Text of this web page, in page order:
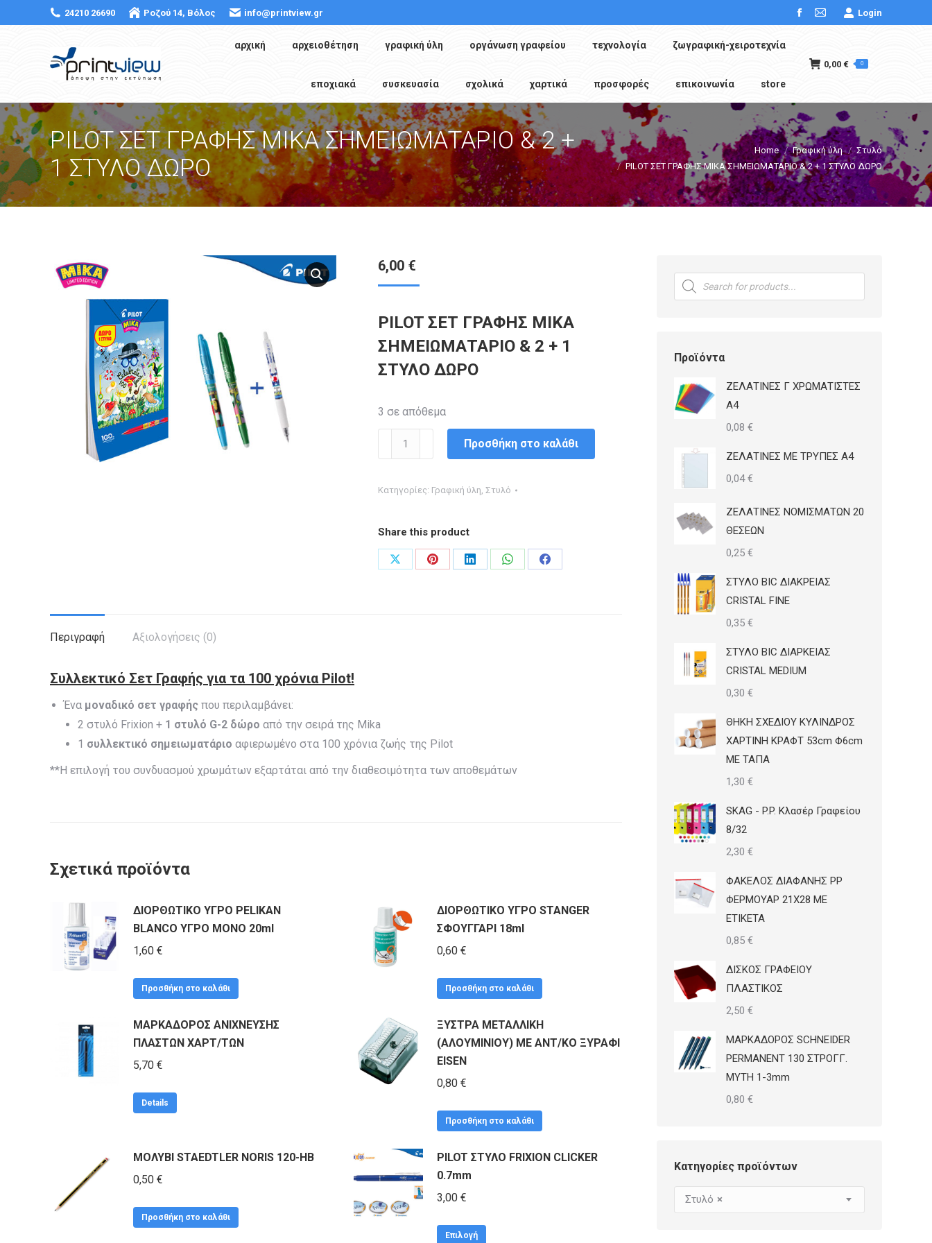
24210 26690 Ροζού 14, Βόλος info@printview.gr
Facebook
opens
window
Mail
window
Login
αρχική αρχειοθέτηση γραφική ύλη οργάνωση γραφείου τεχνολογία ζωγραφική-χειροτεχνία
εποχιακά συσκευασία σχολικά χαρτικά προσφορές επικοινωνία store
0,00 € 0
PILOT ΣΕΤ ΓΡΑΦΗΣ MIKA ΣΗΜΕΙΩΜΑΤΑΡΙΟ & 2 +
1 ΣΤΥΛΟ ΔΩΡΟ
You are here: Home Γραφική ύλη
Στυλό
PILOT ΣΕΤ ΓΡΑΦΗΣ MIKA ΣΗΜΕΙΩΜΑΤΑΡΙΟ & 2 + 1 ΣΤΥΛΟ ΔΩΡΟ
6,00 €
PILOT ΣΕΤ ΓΡΑΦΗΣ MIKA
ΣΗΜΕΙΩΜΑΤΑΡΙΟ & 2 + 1
ΣΤΥΛΟ ΔΩΡΟ
3 σε απόθεμα
PILOT
ΣΕΤ
MIKA
&
2
+
Προσθήκη στο καλάθι
Κατηγορίες: Γραφική ύλη, Στυλό
Share this product
Share
Share
Share
Share
Share
Περιγραφή Αξιολογήσεις (0)
Συλλεκτικό Σετ Γραφής για τα 100 χρόνια Pilot!
Ένα μοναδικό σετ γραφής που περιλαμβάνει:
2 στυλό Frixion + 1 στυλό G-2 δώρο από την σειρά της Mika
1 συλλεκτικό σημειωματάριο αφιερωμένο στα 100 χρόνια ζωής της Pilot
**Η επιλογή του συνδυασμού χρωμάτων εξαρτάται από την διαθεσιμότητα των αποθεμάτων
Σχετικά προϊόντα
ΔΙΟΡΘΩΤΙΚΟ ΥΓΡΟ PELIKAN
BLANCO ΥΓΡΟ ΜΟΝΟ 20ml
1,60 €
Προσθήκη στο καλάθι
ΔΙΟΡΘΩΤΙΚΟ ΥΓΡΟ STANGER
ΣΦΟΥΓΓΑΡΙ 18ml
0,60 €
Προσθήκη στο καλάθι
ΜΑΡΚΑΔΟΡΟΣ ΑΝΙΧΝΕΥΣΗΣ
ΠΛΑΣΤΩΝ ΧΑΡΤ/ΤΩΝ
5,70 €
Details
ΞΥΣΤΡΑ ΜΕΤΑΛΛΙΚΗ
(ΑΛΟΥΜΙΝΙΟΥ) ΜΕ ΑΝΤ/ΚΟ ΞΥΡΑΦΙ
EISEN
0,80 €
Προσθήκη στο καλάθι
ΜΟΛΥΒΙ STAEDTLER NORIS 120-ΗΒ
0,50 €
Προσθήκη στο καλάθι
PILOT ΣΤΥΛΟ FRIXION CLICKER
0.7mm
3,00 €
Επιλογή
Products
search
Προϊόντα
ΖΕΛΑΤΙΝΕΣ Γ ΧΡΩΜΑΤΙΣΤΕΣ
Α4
0,08 €
ΖΕΛΑΤΙΝΕΣ ΜΕ ΤΡΥΠΕΣ Α4
0,04€
ΖΕΛΑΤΙΝΕΣ ΝΟΜΙΣΜΑΤΩΝ 20
ΘΕΣΕΩΝ
0,25 €
ΣΤΥΛΟ BIC ΔΙΑΚΡΕΙΑΣ
CRISTAL FINE
0,35 €
ΣΤΥΛΟ BIC ΔΙΑΡΚΕΙΑΣ
CRISTAL MEDIUM
0,30 €
ΘΗΚΗ ΣΧΕΔΙΟΥ ΚΥΛΙΝΔΡΟΣ
ΧΑΡΤΙΝΗ ΚΡΑΦΤ 53cm Φ6cm
ΜΕ ΤΑΠΑ
1,30 €
SKAG - P.P. Κλασέρ Γραφείου
8/32
2,30 €
ΦΑΚΕΛΟΣ ΔΙΑΦΑΝΗΣ PP
ΦΕΡΜΟΥΑΡ 21Χ28 ΜΕ
ΕΤΙΚΕΤΑ
0,85 €
ΔΙΣΚΟΣ ΓΡΑΦΕΙΟΥ
ΠΛΑΣΤΙΚΟΣ
2,50 €
ΜΑΡΚΑΔΟΡΟΣ SCHNEIDER
PERMANENT 130 ΣΤΡΟΓΓ.
ΜΥΤΗ 1-3mm
0,80 €
Κατηγορίες προϊόντων
×
Στυλό